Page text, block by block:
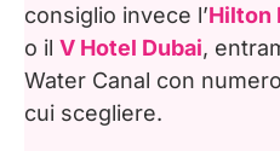
consiglio invece l’Hilton
o il V Hotel Dubai,
Water Canal con
cui scegliere.